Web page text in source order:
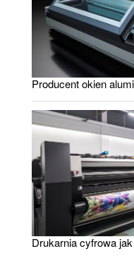
Producent okien
Drukarnia cyfrowa